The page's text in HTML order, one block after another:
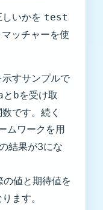
いかを test
マッチャーを使
すサンプルで
と bを受け取
です。続く
ムワークを用
結果が3にな
の値と期待値を
ます。